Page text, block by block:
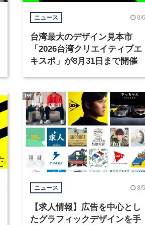
ニュース 8/6
台湾最大のデザイン見本市
「2026台湾クリエイティブエ
キスポ」が8月31日まで開催
ニュース 8/5
【求人情報】広告を中心とし
たグラフィックデザインを手
PR